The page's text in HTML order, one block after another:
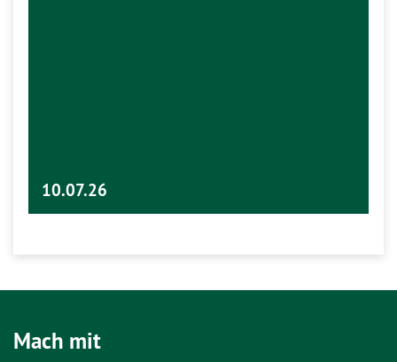
10.07.26
Mach mit